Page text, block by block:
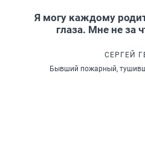
Я могу каждому
глаза. Мне не за
СЕРГЕЙ
Бывший пожарный,